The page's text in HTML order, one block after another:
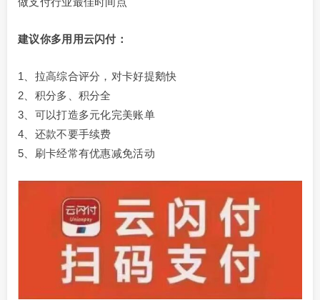
建议你多用用云闪付：
1、拉高综合评分，对卡好提鹅快
2、积分多、积分全
3、可以打造多元化完美账单
4、还款不要手续费
5、刷卡经常有优惠减免活动